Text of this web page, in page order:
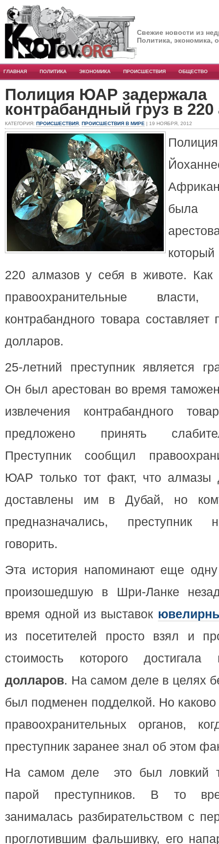
Свежие новости из
Политика, экономика,
ГЛАВНАЯ ПОЛИТИКА ЭКОНОМИКА ПРОИСШЕСТВИЯ ОБЩЕСТВО
Полиция ЮАР задержала
контрабандный груз в
КАТЕГОРИЯ: ПРОИСШЕСТВИЯ ПРОИСШЕСТВИЯ В МИРЕ | 19 НОЯБРЯ, 2012
была
220 алмазов у себя в животе. Как
правоохранительные
контрабандного товара
долларов.
25-летний преступник является
Он был арестован во время
извлечения контрабандного
предложено принять
Преступник сообщил
ЮАР только тот факт, что
доставлены им в Дубай, но
предназначались, преступник
говорить.
Эта история напоминают еще
произошедшую в Шри-Ланке
время одной из выставок
из посетителей просто взял и
стоимость которого
долларов. На самом деле в целях
был подменен подделкой. Но
правоохранительных органов,
преступник заранее знал об этом
На самом деле это был ловкий
парой преступников. В то
занималась разбирательством с
проглотившим фальшивку, его